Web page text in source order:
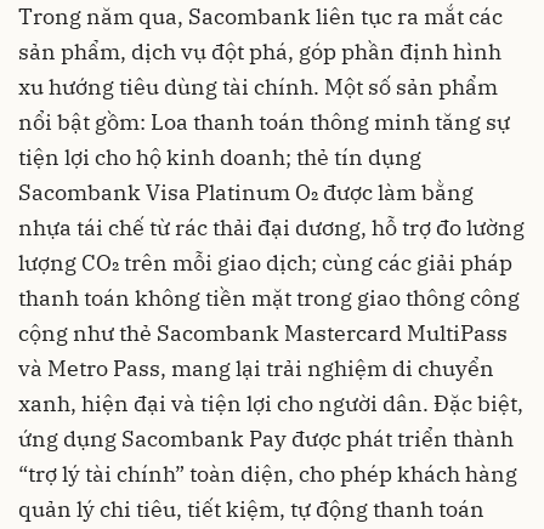
Trong năm qua, Sacombank liên tục ra mắt các
sản phẩm, dịch vụ đột phá, góp phần định hình
xu hướng tiêu dùng tài chính. Một số sản phẩm
nổi bật gồm: Loa thanh toán thông minh tăng sự
tiện lợi cho hộ kinh doanh; thẻ tín dụng
Sacombank Visa Platinum O₂ được làm bằng
nhựa tái chế từ rác thải đại dương, hỗ trợ đo lường
lượng CO₂ trên mỗi giao dịch; cùng các giải pháp
thanh toán không tiền mặt trong giao thông công
cộng như thẻ Sacombank Mastercard MultiPass
và Metro Pass, mang lại trải nghiệm di chuyển
xanh, hiện đại và tiện lợi cho người dân. Đặc biệt,
ứng dụng Sacombank Pay được phát triển thành
“trợ lý tài chính” toàn diện, cho phép khách hàng
quản lý chi tiêu, tiết kiệm, tự động thanh toán